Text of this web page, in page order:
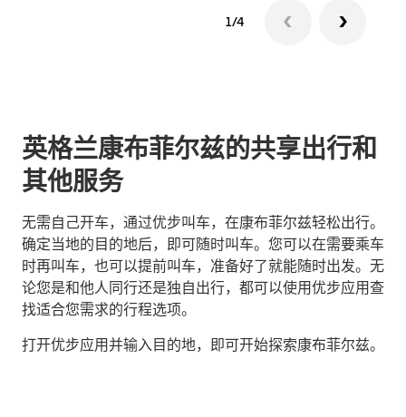
1/4
英格兰康布菲尔兹的共享出行和
其他服务
无需自己开车，通过优步叫车，在康布菲尔兹轻松出行。
确定当地的目的地后，即可随时叫车。您可以在需要乘车
时再叫车，也可以提前叫车，准备好了就能随时出发。无
论您是和他人同行还是独自出行，都可以使用优步应用查
找适合您需求的行程选项。
打开优步应用并输入目的地，即可开始探索康布菲尔兹。